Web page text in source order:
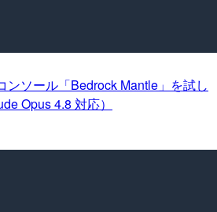
ンソール「Bedrock Mantle」を試し
Opus 4.8 対応）